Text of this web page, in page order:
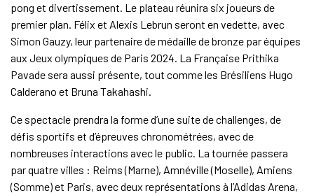
pong et divertissement. Le plateau réunira six joueurs de
premier plan. Félix et Alexis Lebrun seront en vedette, avec
Simon Gauzy, leur partenaire de médaille de bronze par équipes
aux Jeux olympiques de Paris 2024. La Française Prithika
Pavade sera aussi présente, tout comme les Brésiliens Hugo
Calderano et Bruna Takahashi.
Ce spectacle prendra la forme d’une suite de challenges, de
défis sportifs et d’épreuves chronométrées, avec de
nombreuses interactions avec le public. La tournée passera
par quatre villes : Reims (Marne), Amnéville (Moselle), Amiens
(Somme) et Paris, avec deux représentations à l’Adidas Arena,